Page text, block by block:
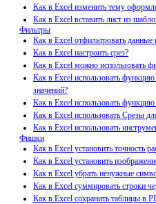
Как в Excel изменить тему
Как в Excel вставить лист из
Фильтры
Как в Excel отфильтровать данные
Как в Excel настроить срез?
Как в Excel можно использовать
Как в Excel использовать
значений?
Как в Excel использовать
Как в Excel использовать Срезы
Как в Excel использовать
Фишки
Как в Excel установить точность
Как в Excel установить
Как в Excel убрать ненужные
Как в Excel суммировать строки
Как в Excel сохранить таблицы в